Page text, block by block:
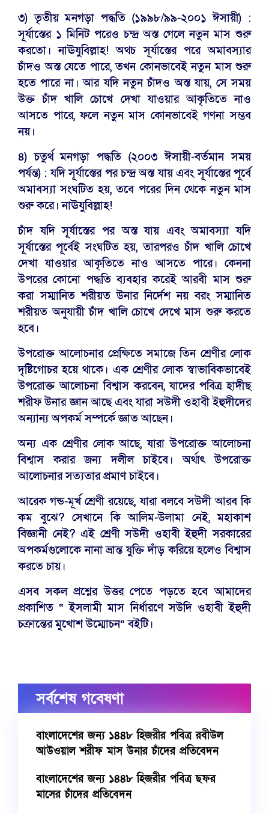
৩) তৃতীয় মনগড়া পদ্ধতি (১৯৯৮/৯৯-২০০১ ঈসায়ী) :
সূর্যাস্তের ১ মিনিট পরেও চন্দ্র অস্ত গেলে নতুন মাস শুরু
করতো। নাঊযুবিল্লাহ! অথচ সূর্যাস্তের পরে অমাবস্যার
চাঁদও অস্ত যেতে পারে, তখন কোনভাবেই নতুন মাস শুরু
হতে পারে না। আর যদি নতুন চাঁদও অস্ত যায়, সে সময়
উক্ত চাঁদ খালি চোখে দেখা যাওয়ার আকৃতিতে নাও
আসতে পারে, ফলে নতুন মাস কোনভাবেই গণনা সম্ভব
নয়।
৪) চতুর্থ মনগড়া পদ্ধতি (২০০৩ ঈসায়ী-বর্তমান সময়
পর্যন্ত) : যদি সূর্যাস্তের পর চন্দ্র অস্ত যায় এবং সূর্যাস্তের পূর্বে
অমাবস্যা সংঘটিত হয়, তবে পরের দিন থেকে নতুন মাস
শুরু করে। নাঊযুবিল্লাহ!
চাঁদ যদি সূর্যাস্তের পর অস্ত যায় এবং অমাবস্যা যদি
সূর্যাস্তের পূর্বেই সংঘটিত হয়, তারপরও চাঁদ খালি চোখে
দেখা যাওয়ার আকৃতিতে নাও আসতে পারে। কেননা
উপরের কোনো পদ্ধতি ব্যবহার করেই আরবী মাস শুরু
করা সম্মানিত শরীয়ত উনার নির্দেশ নয় বরং সম্মানিত
শরীয়ত অনুযায়ী চাঁদ খালি চোখে দেখে মাস শুরু করতে
হবে।
উপরোক্ত আলোচনার প্রেক্ষিতে সমাজে তিন শ্রেণীর লোক
দৃষ্টিগোচর হয়ে থাকে। এক শ্রেণীর লোক স্বাভাবিকভাবেই
উপরোক্ত আলোচনা বিশ্বাস করবেন, যাদের পবিত্র হাদীছ
শরীফ উনার জ্ঞান আছে এবং যারা সউদী ওহাবী ইহুদীদের
অন্যান্য অপকর্ম সম্পর্কে জ্ঞাত আছেন।
অন্য এক শ্রেণীর লোক আছে, যারা উপরোক্ত আলোচনা
বিশ্বাস করার জন্য দলীল চাইবে। অর্থাৎ উপরোক্ত
আলোচনার সত্যতার প্রমাণ চাইবে।
আরেক গন্ড-মূর্খ শ্রেণী রয়েছে, যারা বলবে সউদী আরব কি
কম বুঝে? সেখানে কি আলিম-উলামা নেই, মহাকাশ
বিজ্ঞানী নেই? এই শ্রেণী সউদী ওহাবী ইহুদী সরকারের
অপকর্মগুলোকে নানা ভ্রান্ত যুক্তি দাঁড় করিয়ে হলেও বিশ্বাস
করতে চায়।
এসব সকল প্রশ্নের উত্তর পেতে পড়তে হবে আমাদের
প্রকাশিত “ ইসলামী মাস নির্ধারণে সউদি ওহাবী ইহুদী
চক্রান্তের মুখোশ উম্মোচন” বইটি।
সর্বশেষ গবেষণা
বাংলাদেশের জন্য ১৪৪৮ হিজরীর পবিত্র রবীউল
আউওয়াল শরীফ মাস উনার চাঁদের প্রতিবেদন
বাংলাদেশের জন্য ১৪৪৮ হিজরীর পবিত্র ছফর
মাসের চাঁদের প্রতিবেদন